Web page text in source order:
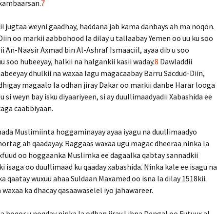
7
jugtaa weyni gaadhay, haddana jab kama danbays ah ma noqon.
oo markii aabbohood la dilay u tallaabay Yemen oo uu ku soo
An-Naasir Axmad bin Al-Ashraf Ismaaciil, ayaa dib u soo
soo hubeeyay, halkii na halgankii kasii waday.8 Dawladdii
dhulkii na waxaa lagu magacaabay Barru Sacdud-Diin,
magaalo la odhan jiray Dakar oo markii danbe Harar looga
si weyn bay isku diyaariyeen, si ay duullimaadyadii Xabashida ee
caabbiyaan.
Muslimiinta hoggaminayay ayaa iyagu na duullimaadyo
ah qaadayay. Raggaas waxaa ugu magac dheeraa ninka la
oo hoggaanka Muslimka ee dagaalka qabtay sannadkii
isaga oo duullimaad ku qaaday xabashida. Ninka kale ee isagu na
qaatay wuxuu ahaa Suldaan Maxamed oo isna la dilay 1518kii.
ka dhacay qasaawaselel iyo jahawareer.